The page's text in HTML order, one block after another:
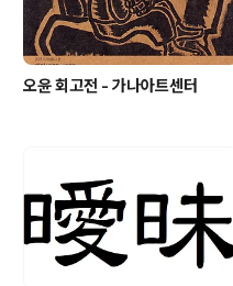
오윤 회고전 - 가나아트센터